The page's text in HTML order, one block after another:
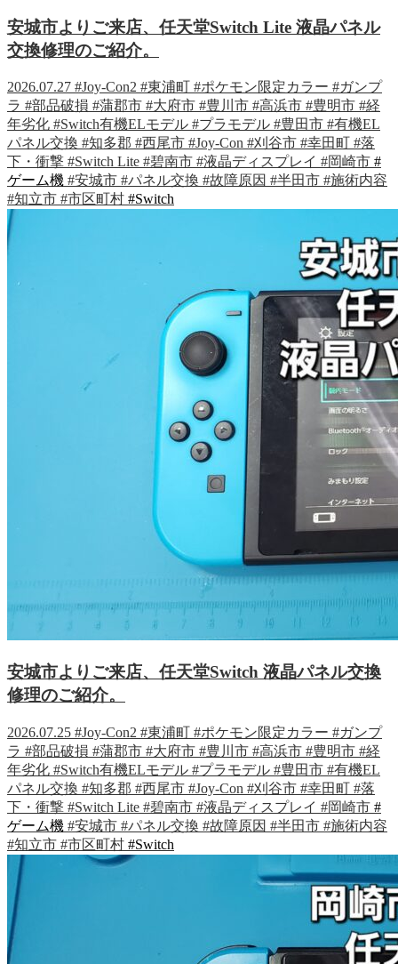
安城市よりご来店、任天堂Switch Lite 液晶パネル
交換修理のご紹介。
2026.07.27 #Joy-Con2 #東浦町 #ポケモン限定カラー #ガンプ
ラ #部品破損 #蒲郡市 #大府市 #豊川市 #高浜市 #豊明市 #経
年劣化 #Switch有機ELモデル #プラモデル #豊田市 #有機EL
パネル交換 #知多郡 #西尾市 #Joy-Con #刈谷市 #幸田町 #落
下・衝撃 #Switch Lite #碧南市 #液晶ディスプレイ #岡崎市 #
ゲーム機 #安城市 #パネル交換 #故障原因 #半田市 #施術内容
#知立市 #市区町村 #Switch
安城市よりご来店、任天堂Switch 液晶パネル交換
修理のご紹介。
2026.07.25 #Joy-Con2 #東浦町 #ポケモン限定カラー #ガンプ
ラ #部品破損 #蒲郡市 #大府市 #豊川市 #高浜市 #豊明市 #経
年劣化 #Switch有機ELモデル #プラモデル #豊田市 #有機EL
パネル交換 #知多郡 #西尾市 #Joy-Con #刈谷市 #幸田町 #落
下・衝撃 #Switch Lite #碧南市 #液晶ディスプレイ #岡崎市 #
ゲーム機 #安城市 #パネル交換 #故障原因 #半田市 #施術内容
#知立市 #市区町村 #Switch